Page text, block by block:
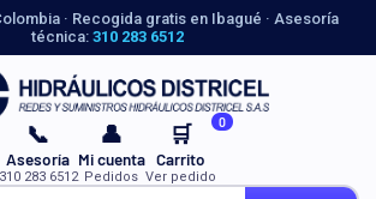
· Recogida gratis en Ibagué · Asesoría
técnica: 310 283 6512
📞
Asesoría
310 283 6512
👤
Mi cuenta
Pedidos
🛒 0
Carrito
Ver pedido